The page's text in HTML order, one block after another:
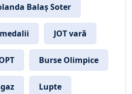
Balaș Soter
JOT vară
Burse Olimpice
Lupte